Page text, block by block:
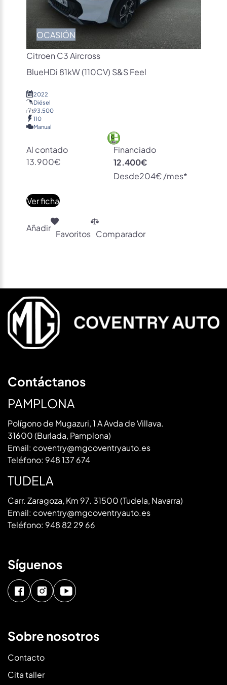
OCASIÓN
Citroen C3 Aircross
BlueHDi 81kW (110CV) S&S Feel
2022
Diésel
93.500
110
Manual
Al contado
13.900€
Financiado
12.400€
Desde204€ /mes*
Ver ficha
Añadir
Favoritos Comparador
Contáctanos
PAMPLONA
Polígono de Mugazuri, 1 A Avda de Villava.
31600 (Burlada, Pamplona)
Email: coventry@mgcoventryauto.es
Teléfono: 948 137 674
TUDELA
Carr. Zaragoza, Km 97. 31500 (Tudela, Navarra)
Email: coventry@mgcoventryauto.es
Teléfono: 948 82 29 66
Síguenos
Sobre nosotros
Contacto
Cita taller